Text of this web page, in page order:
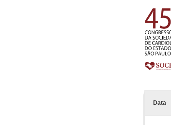
Data